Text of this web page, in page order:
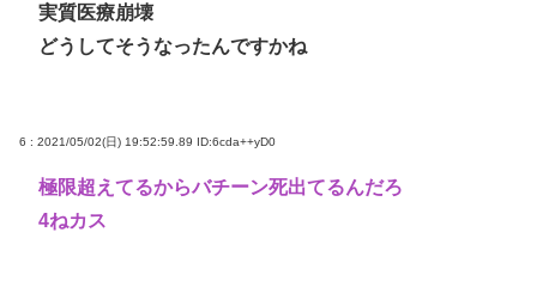
実質医療崩壊
どうしてそうなったんですかね
6 : 2021/05/02(日) 19:52:59.89 ID:6cda++yD0
極限超えてるからバチーン死出てるんだろ
4ねカス